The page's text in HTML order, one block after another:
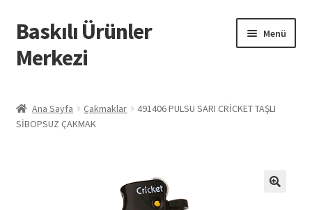
Dolaşıma
geç
İçeriğe
geç
Baskılı Ürünler
Merkezi
Menü
Baskılı Ürünler
Ana Sayfa Çakmaklar
491406 PULSU SARI CRİCKET TAŞLI
SİBOPSUZ ÇAKMAK